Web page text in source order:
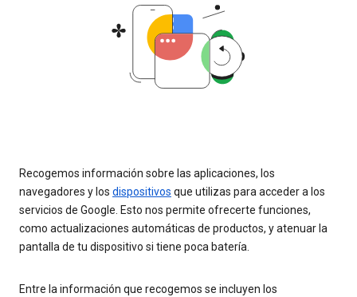
Recogemos información sobre las aplicaciones, los
navegadores y los dispositivos que utilizas para acceder a los
servicios de Google. Esto nos permite ofrecerte funciones,
como actualizaciones automáticas de productos, y atenuar la
pantalla de tu dispositivo si tiene poca batería.
Entre la información que recogemos se incluyen los